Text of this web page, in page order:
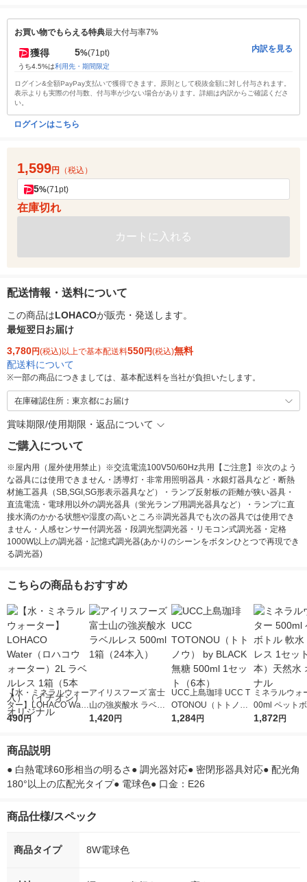
お買い物でもらえる特典最大付与率7%
獲得 5%(71pt)
うち4.5%は利用先・期間限定
内訳を見る
ログイン&全額PayPay支払いで獲得できます。原則として税抜金額に対し付与されます。
表示よりも実際の付与数、付与率が少ない場合があります。詳細は内訳からご確認くださ
い。
ログインはこちら
1,599円 （税込）
5%(71pt)
在庫切れ
カートに入れる
配送情報・送料について
この商品はLOHACOが販売・発送します。
最短翌日お届け
3,780円(税込)以上で基本配送料550円(税込)無料
配送料について
※一部の商品につきましては、基本配送料を当社が負担いたします。
在庫確認住所：東京都にお届け
賞味期限/使用期限・返品について
ご購入について
※屋内用（屋外使用禁止）※交流電流100V50/60Hz共用【ご注意】※次のよう
な器具には使用できません・誘導灯・非常用照明器具・水銀灯器具など・断熱
材施工器具（SB,SGI,SG形表示器具など）・ランプ反射板の距離が狭い器具・
直流電流・電球用以外の調光器具（蛍光ランプ用調光器具など）・ランプに直
接水滴のかかる状態や湿度の高いところ※調光器具でも次の器具では使用でき
ません・人感センサー付調光器・段調光型調光器・リモコン式調光器・定格
1000W以上の調光器・記憶式調光器(あかりのシーンをボタンひとつで再現でき
る調光器)
こちらの商品もおすすめ
【水・ミネラルウォー
ター】LOHACO Wate
r（ロハコウォータ
シ） オリジナル
490円
アイリスフーズ 富士
山の強炭酸水 ラベル
レス 500ml 1箱（24
1,420円
UCC上島珈琲 UCC T
OTONOU（トトノ
ウ） by BLACK無糖 5
1,284円
ミネラルウォ
00ml ペット
水 ラベルレ
1,872円
商品説明
● 白熱電球60形相当の明るさ● 調光器対応● 密閉形器具対応● 配光角
180°以上の広配光タイプ● 電球色● 口金：E26
商品仕様/スペック
商品タイプ 8W電球色